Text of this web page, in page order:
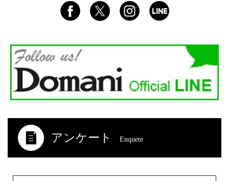
アンケート Enquete